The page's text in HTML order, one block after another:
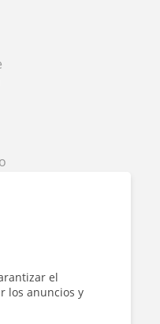
el
los anuncios y